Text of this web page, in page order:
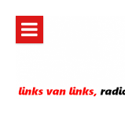
inhoud